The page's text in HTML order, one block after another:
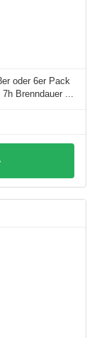
oder 6er Pack
Brenndauer ...